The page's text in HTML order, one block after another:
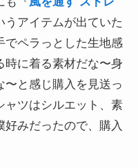
うアイテムが出ていた
でペラっとした生地感
時に着る素材だな〜身
と感じ購入を見送っ
ャツはシルエット、素
みだったので、購入